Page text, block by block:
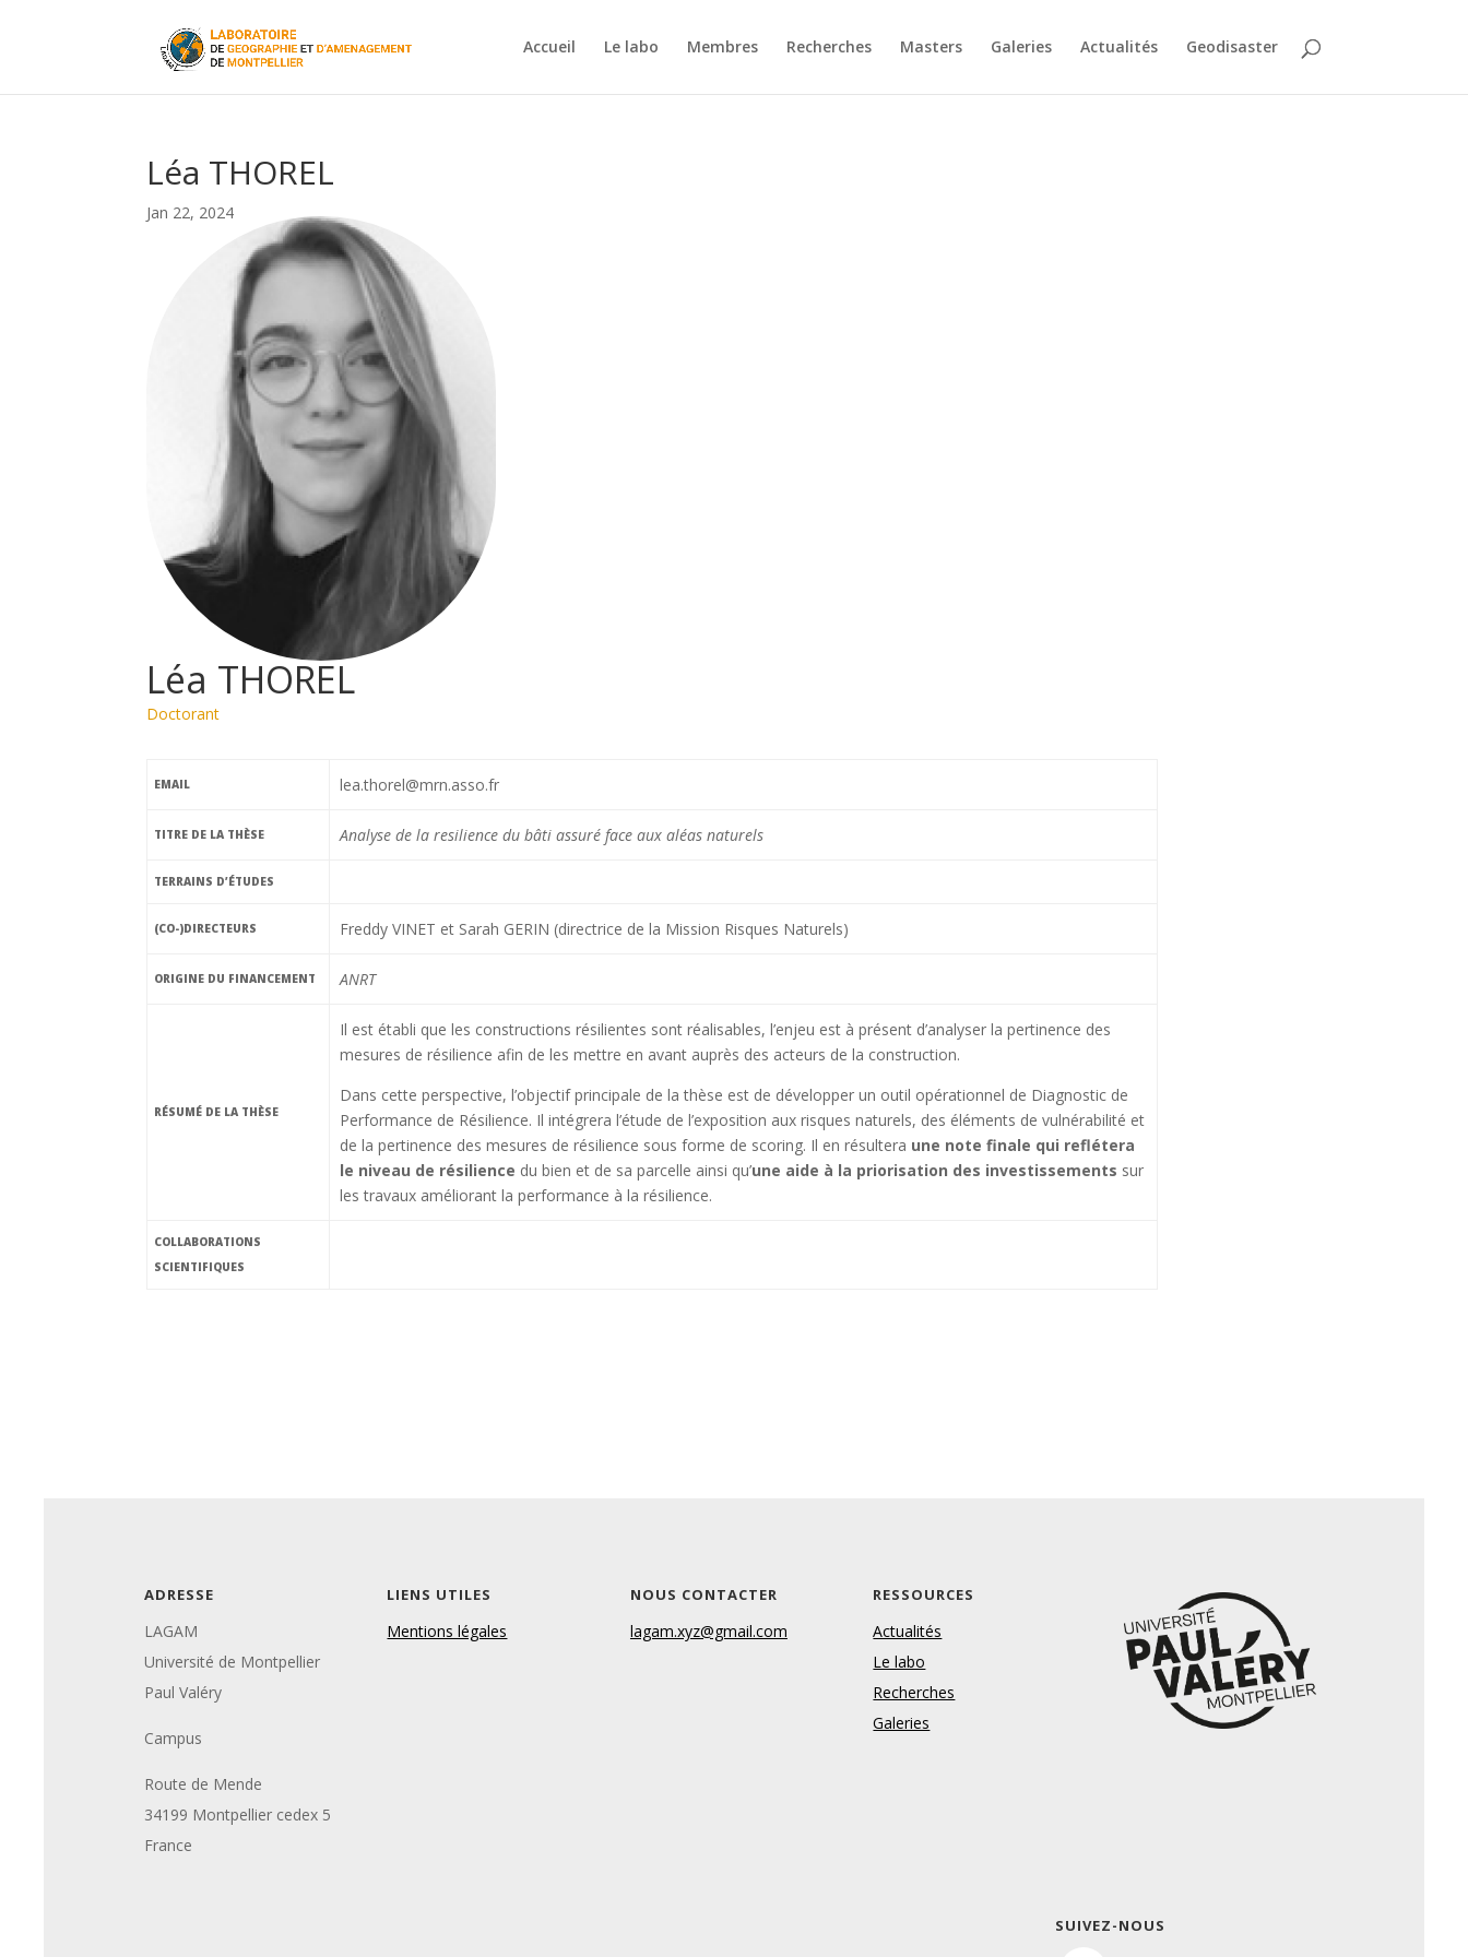
Accueil Le labo Membres Recherches Masters Galeries Actualités Geodisaster
Léa THOREL
Jan 22, 2024
Léa THOREL
Doctorant
EMAIL lea.thorel@mrn.asso.fr
TITRE DE LA THÈSE Analyse de la resilience du bâti assuré face aux aléas naturels
TERRAINS D’ÉTUDES
(CO-)DIRECTEURS Freddy VINET et Sarah GERIN (directrice de la Mission Risques Naturels)
ORIGINE DU FINANCEMENT ANRT
RÉSUMÉ DE LA THÈSE
Il est établi que les constructions résilientes sont réalisables, l’enjeu est à présent d’analyser la pertinence des
mesures de résilience afin de les mettre en avant auprès des acteurs de la construction.
Dans cette perspective, l’objectif principale de la thèse est de développer un outil opérationnel de Diagnostic de
Performance de Résilience. Il intégrera l’étude de l’exposition aux risques naturels, des éléments de vulnérabilité et
de la pertinence des mesures de résilience sous forme de scoring. Il en résultera une note finale qui reflétera
le niveau de résilience du bien et de sa parcelle ainsi qu’une aide à la priorisation des investissements sur
les travaux améliorant la performance à la résilience.
COLLABORATIONS
SCIENTIFIQUES
ADRESSE
LAGAM
Université de Montpellier
Paul Valéry
Campus
Route de Mende
34199 Montpellier cedex 5
France
LIENS UTILES
Mentions légales
NOUS CONTACTER
lagam.xyz@gmail.com
RESSOURCES
Actualités
Le labo
Recherches
Galeries
SUIVEZ-NOUS